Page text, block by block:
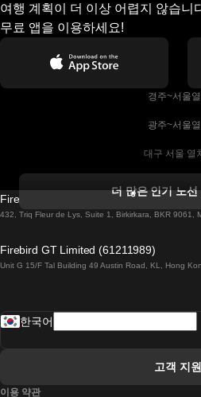
여행 계획이 더 이상 어렵지 않습니
무료 앱을 이용하세요!
경주~서울
광주~서울
대구 서울 열
더블린에서 골웨
로마에서 나폴리
더 많은 인기 노선
Firebird GT Limited (OC 1451)
432, Triq Fleur de Lys, Suite 1, Birkirkara, BKR 9061,
Firebird GT Limited (61211989)
Unit G 15/F Tal Building 49 Austin Road, KL, Hong
한국어
고객 지원
이용 약관